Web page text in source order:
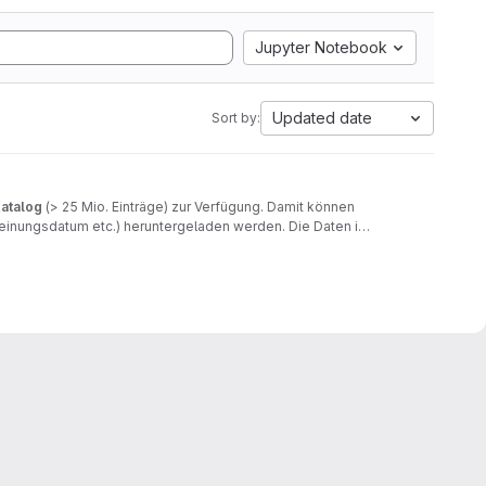
Jupyter Notebook
Sort by: Updated date
(> 25 Mio. Einträge) zur Verfügung. Damit können
etc.) heruntergeladen werden. Die Daten in
werden.